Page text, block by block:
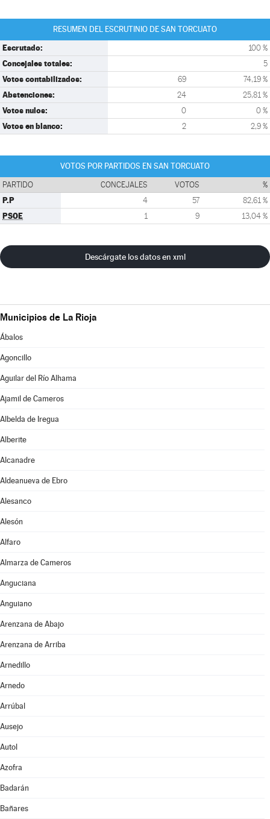
RESUMEN DEL ESCRUTINIO DE SAN TORCUATO
Escrutado: 100 %
Concejales totales: 5
Votos contabilizados: 69 74,19 %
Abstenciones: 24 25,81 %
Votos nulos: 0 0 %
Votos en blanco: 2 2,9 %
VOTOS POR PARTIDOS EN SAN TORCUATO
PARTIDO CONCEJALES VOTOS %
P.P 4 57 82,61 %
PSOE 1 9 13,04 %
Descárgate los datos en xml
Municipios de La Rioja
Ábalos
Agoncillo
Aguilar del Río Alhama
Ajamil de Cameros
Albelda de Iregua
Alberite
Alcanadre
Aldeanueva de Ebro
Alesanco
Alesón
Alfaro
Almarza de Cameros
Anguciana
Anguiano
Arenzana de Abajo
Arenzana de Arriba
Arnedillo
Arnedo
Arrúbal
Ausejo
Autol
Azofra
Badarán
Bañares